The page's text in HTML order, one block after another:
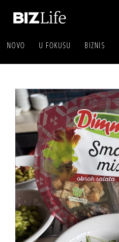
NOVO U FOKUSU BIZNIS